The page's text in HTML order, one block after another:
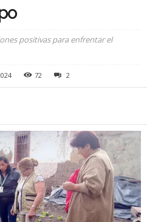
positivas para enfrentar el
72 2